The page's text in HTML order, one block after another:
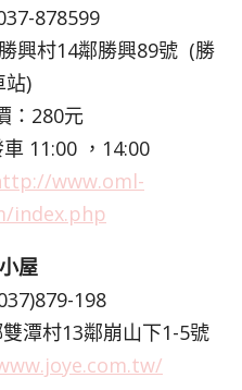
878599
興村14鄰勝興89號 (勝
站)
：280元
11:00 ，14:00
www.oml-
index.php
屋
198
潭村13鄰崩山下1-5號